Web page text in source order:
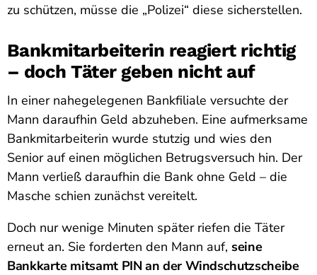
zu schützen, müsse die „Polizei“ diese sicherstellen.
Bankmitarbeiterin reagiert richtig
– doch Täter geben nicht auf
In einer nahegelegenen Bankfiliale versuchte der
Mann daraufhin Geld abzuheben. Eine aufmerksame
Bankmitarbeiterin wurde stutzig und wies den
Senior auf einen möglichen Betrugsversuch hin. Der
Mann verließ daraufhin die Bank ohne Geld – die
Masche schien zunächst vereitelt.
Doch nur wenige Minuten später riefen die Täter
erneut an. Sie forderten den Mann auf, seine
Bankkarte mitsamt PIN an der Windschutzscheibe